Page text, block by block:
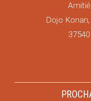
Dojo Konan,